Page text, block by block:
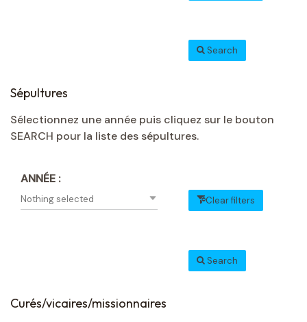
Search
Sépultures
Sélectionnez une année puis cliquez sur le bouton
SEARCH pour la liste des sépultures.
ANNÉE :
Nothing selected Clear filters
Search
Curés/vicaires/missionnaires